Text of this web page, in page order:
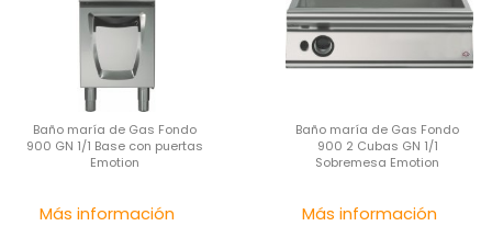
Baño maría de Gas Fondo
900 GN 1/1 Base con puertas
Emotion
Más información
Baño maría de Gas Fondo
900 2 Cubas GN 1/1
Sobremesa Emotion
Más información